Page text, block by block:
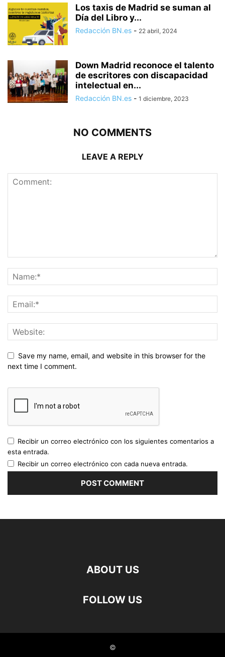
Los taxis de Madrid se suman al
Día del Libro y...
Redacción BN.es - 22 abril, 2024
Down Madrid reconoce el talento
de escritores con discapacidad
intelectual en...
Redacción BN.es - 1 diciembre, 2023
NO COMMENTS
LEAVE A REPLY
Save my name, email, and website in this browser for the
next time I comment.
Recibir un correo electrónico con los siguientes comentarios a
esta entrada.
Recibir un correo electrónico con cada nueva entrada.
ABOUT US
FOLLOW US
©